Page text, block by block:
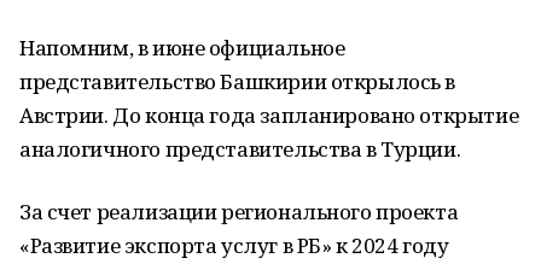
Напомним, в июне официальное
представительство Башкирии открылось в
Австрии. До конца года запланировано открытие
аналогичного представительства в Турции.
За счет реализации регионального проекта
«Развитие экспорта услуг в РБ» к 2024 году